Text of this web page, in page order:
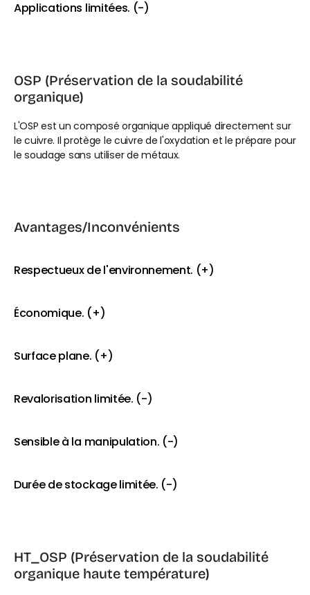
Applications limitées. (-)
OSP (Préservation de la soudabilité
organique)
L'OSP est un composé organique appliqué directement sur
le cuivre. Il protège le cuivre de l'oxydation et le prépare pour
le soudage sans utiliser de métaux.
Avantages/Inconvénients
Respectueux de l'environnement. (+)
Économique. (+)
Surface plane. (+)
Revalorisation limitée. (-)
Sensible à la manipulation. (-)
Durée de stockage limitée. (-)
HT_OSP (Préservation de la soudabilité
organique haute température)